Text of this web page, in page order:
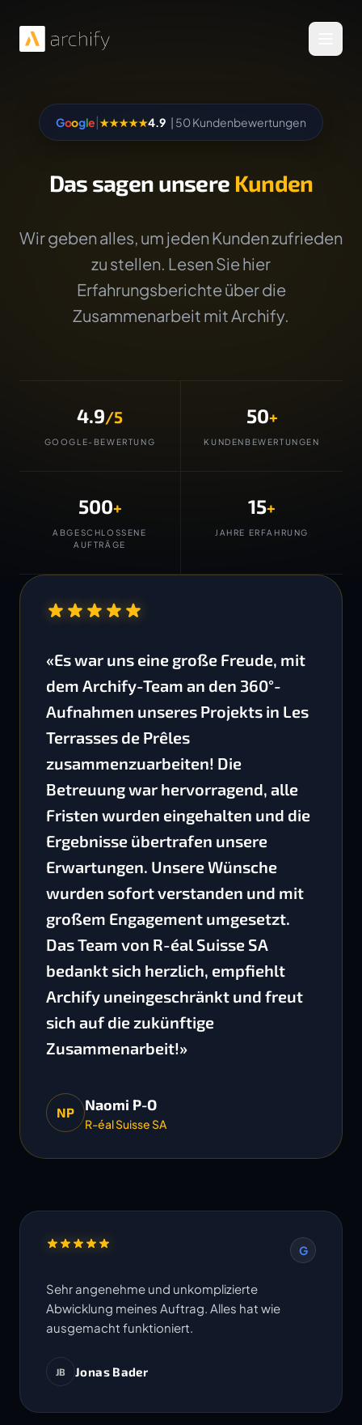
Google|★★★★★4.9 | 50 Kundenbewertungen
Das sagen unsere Kunden
Wir geben alles, um jeden Kunden zufrieden
zu stellen. Lesen Sie hier
Erfahrungsberichte über die
Zusammenarbeit mit Archify.
4.9/5
GOOGLE-BEWERTUNG
50+
KUNDENBEWERTUNGEN
500+
ABGESCHLOSSENE
AUFTRÄGE
15+
JAHRE ERFAHRUNG
«Es war uns eine große Freude, mit
dem Archify-Team an den 360°-
Aufnahmen unseres Projekts in Les
Terrasses de Prêles
zusammenzuarbeiten! Die
Betreuung war hervorragend, alle
Fristen wurden eingehalten und die
Ergebnisse übertrafen unsere
Erwartungen. Unsere Wünsche
wurden sofort verstanden und mit
großem Engagement umgesetzt.
Das Team von R-éal Suisse SA
bedankt sich herzlich, empfiehlt
Archify uneingeschränkt und freut
sich auf die zukünftige
Zusammenarbeit!»
NP Naomi P-O
R-éal Suisse SA
G
Sehr angenehme und unkomplizierte
Abwicklung meines Auftrag. Alles hat wie
ausgemacht funktioniert.
JB Jonas Bader